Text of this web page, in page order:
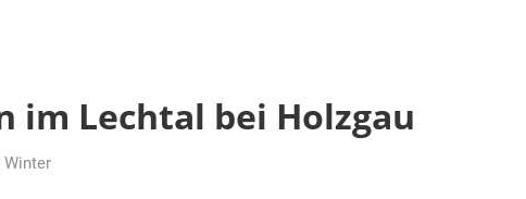
im Lechtal bei Holzgau